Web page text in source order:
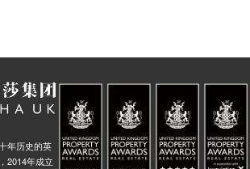
年历史的英
2014年成立